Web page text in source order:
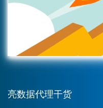
亮数据代理干货